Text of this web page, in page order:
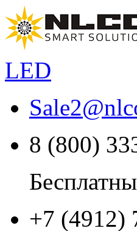
LED
Sale2@
8 (800)
+7 (4912)